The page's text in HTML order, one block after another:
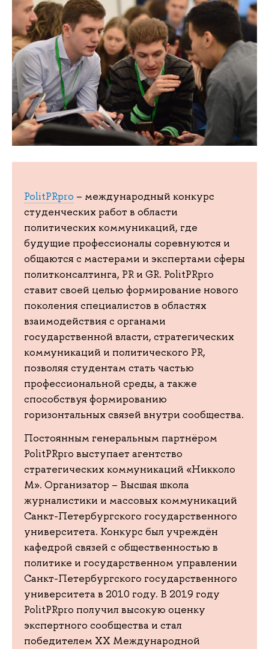
PolitPRpro – международный конкурс
студенческих работ в области
политических коммуникаций, где
будущие профессионалы соревнуются и
общаются с мастерами и экспертами сферы
политконсалтинга, PR и GR. PolitPRpro
ставит своей целью формирование нового
поколения специалистов в областях
взаимодействия с органами
государственной власти, стратегических
коммуникаций и политического PR,
позволяя студентам стать частью
профессиональной среды, а также
способствуя формированию
горизонтальных связей внутри сообщества.
Постоянным генеральным партнёром
PolitPRpro выступает агентство
стратегических коммуникаций «Никколо
М». Организатор – Высшая школа
журналистики и массовых коммуникаций
Санкт-Петербургского государственного
университета. Конкурс был учреждён
кафедрой связей с общественностью в
политике и государственном управлении
Санкт-Петербургского государственного
университета в 2010 году. В 2019 году
PolitPRpro получил высокую оценку
экспертного сообщества и стал
победителем XX Международной